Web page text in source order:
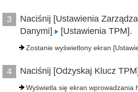
3 Naciśnij [Ustawienia
Danymi]
[Ustawienia TPM].
Zostanie wyświetlony ekran
4 Naciśnij [Odzyskaj Klucz
Wyświetla się ekran wprowadzania